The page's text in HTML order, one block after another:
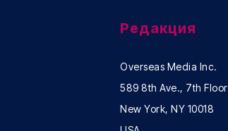
Редакция
Overseas Media Inc.
589 8th Ave., 7th Floor
New York, NY 10018